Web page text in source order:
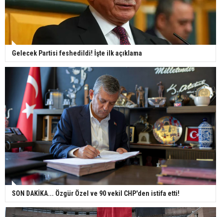
Gelecek Partisi feshedildi! İşte ilk açıklama
SON DAKİKA... Özgür Özel ve 90 vekil CHP'den istifa etti!